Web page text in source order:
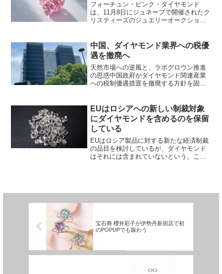
フォーチュン・ピンク・ダイヤモンド
は、11月8日にジュネーブで開催されたク
リスティーズのジュエリーオークション
オークション史上最大のペアシェイプの
ファンシーヴィヴ...
中国、ダイヤモンド業界への税優
遇を撤廃へ
天然市場への逆風と、ラボグロウン推進
の思惑中国政府がダイヤモンド関連産業
への税制優遇措置を撤廃する方針を固め
イヤモンドに対し適用されてきた付加価
値税（VAT）の軽減措置...
EUはロシアへの新しい制裁対象
にダイヤモンドを含めるのを保留
している
EUはロシア製品に対する新たな経済制裁
の品目を検討しているが、ダイヤモンド
はそれには含まれていないという。この
宝石商 櫻井彩子が伊勢丹新宿店で初
のPOPUPでも賑わう